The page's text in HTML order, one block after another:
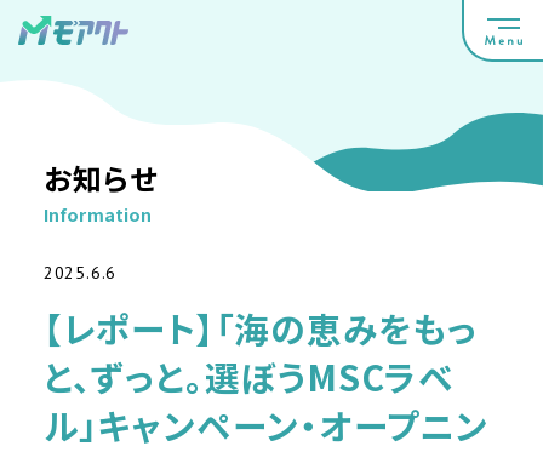
お知らせ
Information
2025.6.6
【レポート】「海の恵みをもっ
と、ずっと。選ぼうMSCラベ
ル」キャンペーン・オープニン